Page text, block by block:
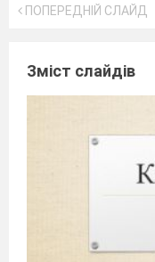
ПОПЕРЕДНІЙ СЛАЙД
Зміст слайдів